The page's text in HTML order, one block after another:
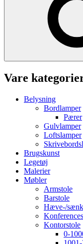
Vare
Belysning
Bordlamper
Pærer
Gulvlamper
Loftslamper
Brugskunst
Legetøj
Malerier
Møbler
Armstole
Barstole
Hæve-/
Kontorstole
0-